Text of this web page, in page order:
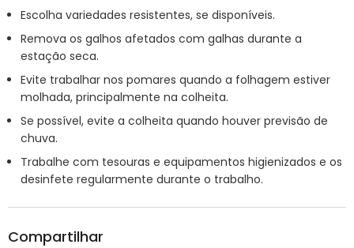
Escolha variedades resistentes, se disponíveis.
Remova os galhos afetados com galhas durante a
estação seca.
Evite trabalhar nos pomares quando a folhagem estiver
molhada, principalmente na colheita.
Se possível, evite a colheita quando houver previsão de
chuva.
Trabalhe com tesouras e equipamentos higienizados e os
desinfete regularmente durante o trabalho.
Compartilhar